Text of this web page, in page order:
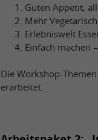
Guten Appetit,
Mehr
Erlebniswelt
Einfach machen
Die Workshop-
erarbeitet.